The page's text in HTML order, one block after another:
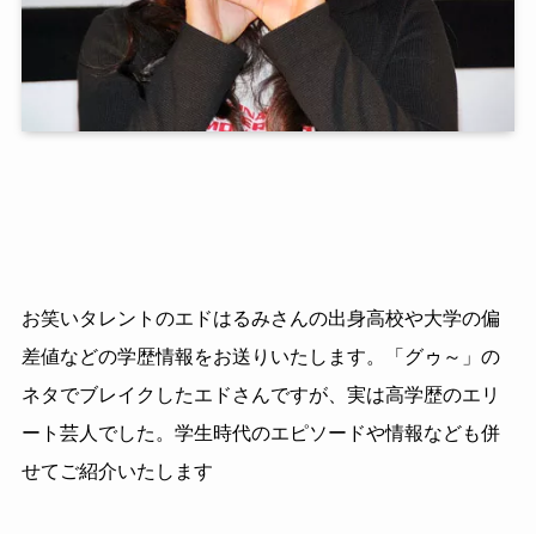
お笑いタレントのエドはるみさんの出身高校や大学の偏
差値などの学歴情報をお送りいたします。「グゥ～」の
ネタでブレイクしたエドさんですが、実は高学歴のエリ
ート芸人でした。学生時代のエピソードや情報なども併
せてご紹介いたします